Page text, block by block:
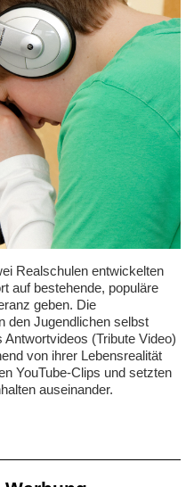
Realschulen entwickelten
auf bestehende, populäre
geben. Die
den Jugendlichen selbst
(Tribute Video)
von ihrer Lebensrealität
YouTube-Clips und setzten
auseinander.